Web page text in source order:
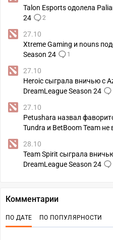
Talon Esports одолела
24
2
27.10
Xtreme Gaming и nouns
Season 24
1
27.10
Heroic сыграла вничью с
DreamLeague Season 24
27.10
Petushara назвал
Tundra и BetBoom Team не
28.10
Team Spirit сыграла
DreamLeague Season 24
Комментарии
ПО ДАТЕ ПО ПОПУЛЯРНОСТИ